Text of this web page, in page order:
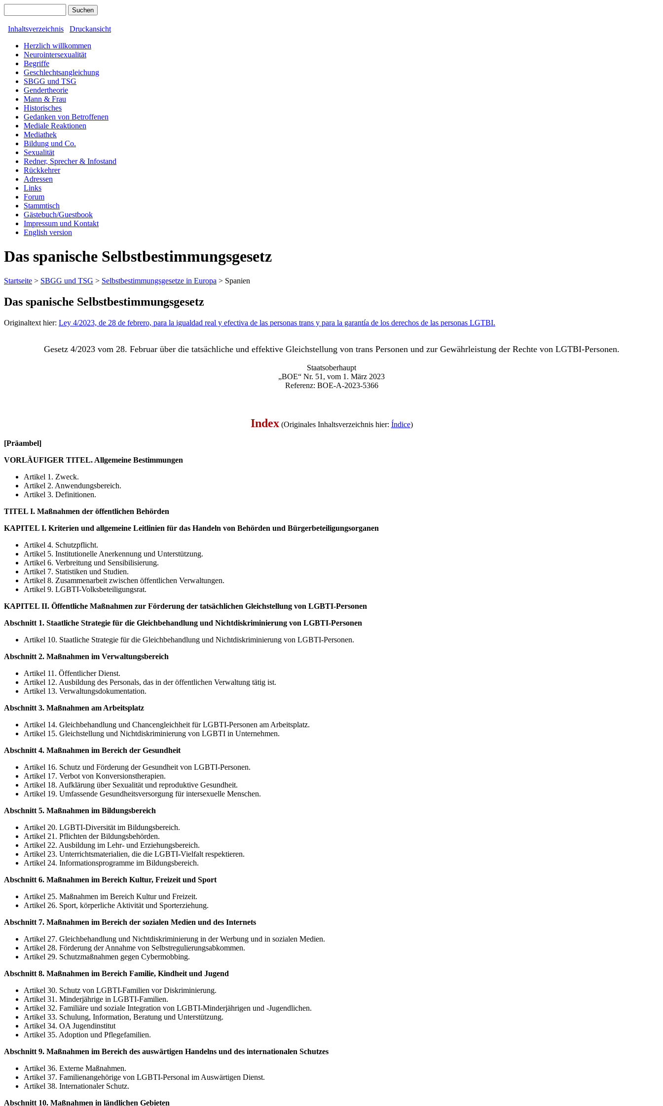
Inhaltsverzeichnis
Druckansicht
Herzlich willkommen
Neurointersexualität
Begriffe
Geschlechtsangleichung
SBGG und TSG
Gendertheorie
Mann & Frau
Historisches
Gedanken von Betroffenen
Mediale Reaktionen
Mediathek
Bildung und Co.
Sexualität
Redner, Sprecher & Infostand
Rückkehrer
Adressen
Links
Forum
Stammtisch
Gästebuch/Guestbook
Impressum und Kontakt
English version
Das spanische Selbstbestimmungsgesetz
Startseite > SBGG und TSG > Selbstbestimmungsgesetze in Europa > Spanien
Das spanische Selbstbestimmungsgesetz
Originaltext hier: Ley 4/2023, de 28 de febrero, para la igualdad real y efectiva de las personas trans y para la garantía de los derechos de las personas LGTBI.
Gesetz 4/2023 vom 28. Februar über die tatsächliche und effektive Gleichstellung von trans Personen und zur Gewährleistung der Rechte von LGTBI-Personen.
Staatsoberhaupt
„BOE“ Nr. 51, vom 1. März 2023
Referenz: BOE-A-2023-5366
Index (Originales Inhaltsverzeichnis hier: Índice)
[Präambel]
VORLÄUFIGER TITEL. Allgemeine Bestimmungen
Artikel 1. Zweck.
Artikel 2. Anwendungsbereich.
Artikel 3. Definitionen.
TITEL I. Maßnahmen der öffentlichen Behörden
KAPITEL I. Kriterien und allgemeine Leitlinien für das Handeln von Behörden und Bürgerbeteiligungsorganen
Artikel 4. Schutzpflicht.
Artikel 5. Institutionelle Anerkennung und Unterstützung.
Artikel 6. Verbreitung und Sensibilisierung.
Artikel 7. Statistiken und Studien.
Artikel 8. Zusammenarbeit zwischen öffentlichen Verwaltungen.
Artikel 9. LGBTI-Volksbeteiligungsrat.
KAPITEL II. Öffentliche Maßnahmen zur Förderung der tatsächlichen Gleichstellung von LGBTI-Personen
Abschnitt 1. Staatliche Strategie für die Gleichbehandlung und Nichtdiskriminierung von LGBTI-Personen
Artikel 10. Staatliche Strategie für die Gleichbehandlung und Nichtdiskriminierung von LGBTI-Personen.
Abschnitt 2. Maßnahmen im Verwaltungsbereich
Artikel 11. Öffentlicher Dienst.
Artikel 12. Ausbildung des Personals, das in der öffentlichen Verwaltung tätig ist.
Artikel 13. Verwaltungsdokumentation.
Abschnitt 3. Maßnahmen am Arbeitsplatz
Artikel 14. Gleichbehandlung und Chancengleichheit für LGBTI-Personen am Arbeitsplatz.
Artikel 15. Gleichstellung und Nichtdiskriminierung von LGBTI in Unternehmen.
Abschnitt 4. Maßnahmen im Bereich der Gesundheit
Artikel 16. Schutz und Förderung der Gesundheit von LGBTI-Personen.
Artikel 17. Verbot von Konversionstherapien.
Artikel 18. Aufklärung über Sexualität und reproduktive Gesundheit.
Artikel 19. Umfassende Gesundheitsversorgung für intersexuelle Menschen.
Abschnitt 5. Maßnahmen im Bildungsbereich
Artikel 20. LGBTI-Diversität im Bildungsbereich.
Artikel 21. Pflichten der Bildungsbehörden.
Artikel 22. Ausbildung im Lehr- und Erziehungsbereich.
Artikel 23. Unterrichtsmaterialien, die die LGBTI-Vielfalt respektieren.
Artikel 24. Informationsprogramme im Bildungsbereich.
Abschnitt 6. Maßnahmen im Bereich Kultur, Freizeit und Sport
Artikel 25. Maßnahmen im Bereich Kultur und Freizeit.
Artikel 26. Sport, körperliche Aktivität und Sporterziehung.
Abschnitt 7. Maßnahmen im Bereich der sozialen Medien und des Internets
Artikel 27. Gleichbehandlung und Nichtdiskriminierung in der Werbung und in sozialen Medien.
Artikel 28. Förderung der Annahme von Selbstregulierungsabkommen.
Artikel 29. Schutzmaßnahmen gegen Cybermobbing.
Abschnitt 8. Maßnahmen im Bereich Familie, Kindheit und Jugend
Artikel 30. Schutz von LGBTI-Familien vor Diskriminierung.
Artikel 31. Minderjährige in LGBTI-Familien.
Artikel 32. Familiäre und soziale Integration von LGBTI-Minderjährigen und -Jugendlichen.
Artikel 33. Schulung, Information, Beratung und Unterstützung.
Artikel 34. OA Jugendinstitut
Artikel 35. Adoption und Pflegefamilien.
Abschnitt 9. Maßnahmen im Bereich des auswärtigen Handelns und des internationalen Schutzes
Artikel 36. Externe Maßnahmen.
Artikel 37. Familienangehörige von LGBTI-Personal im Auswärtigen Dienst.
Artikel 38. Internationaler Schutz.
Abschnitt 10. Maßnahmen in ländlichen Gebieten